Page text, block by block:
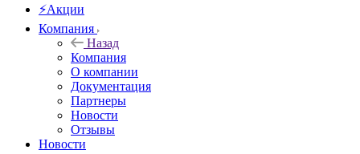
⚡Акции
Компания
Назад
Компания
О компании
Документация
Партнеры
Новости
Отзывы
Новости